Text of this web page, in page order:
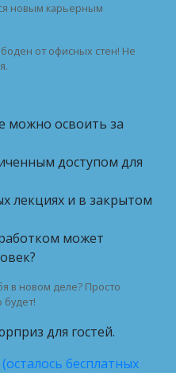
новым карьерным
от офисных стен! Не
можно освоить за
доступом для
лекциях и в закрытом
может
в новом деле? Просто
будет!
для гостей.
бесплатных